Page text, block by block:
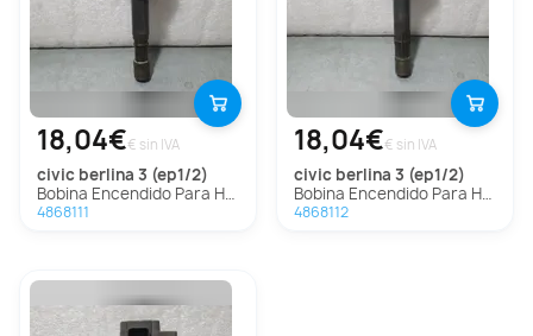
18,04€€ sin IVA
civic berlina 3 (ep1/2)
Bobina Encendido Para Honda Civic Berlina 3
4868111
18,04€€ sin IVA
civic berlina 3 (ep1/2)
Bobina Encendido Para Honda Civic Berlina 3
4868112